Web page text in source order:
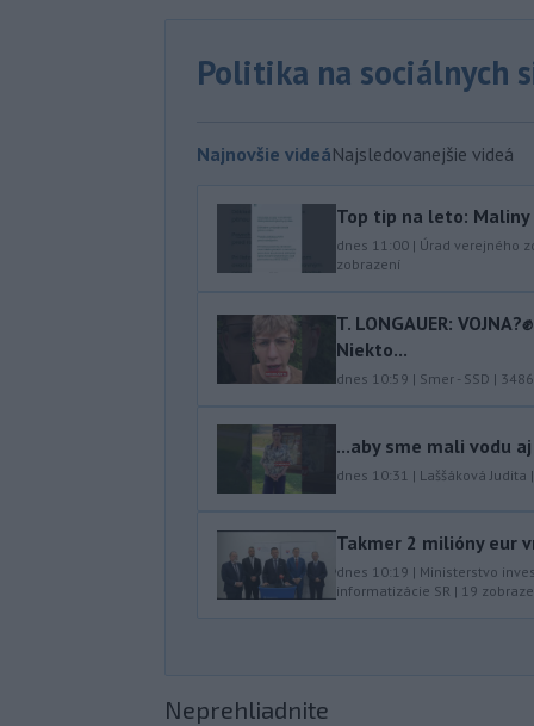
Politika na sociálnych
Najnovšie videáNajsledovanejšie videá
Top tip na leto:
dnes 11:00 | Úrad verejného
zobrazení
T. LONGAUER:
Niekto...
dnes 10:59 | Smer - SSD | 3486
...aby sme mali vodu
dnes 10:31 | Laššáková Judita |
Takmer 2 milióny eur
dnes 10:19 | Ministerstvo
informatizácie SR | 19
Neprehliadnite